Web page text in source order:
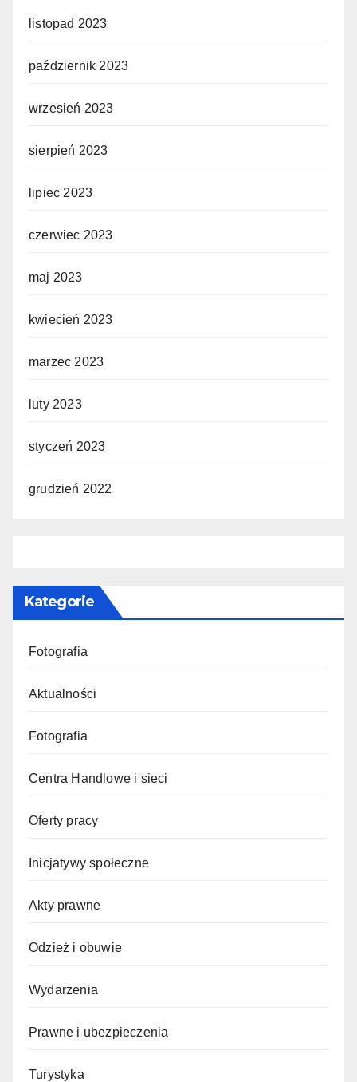
listopad 2023
październik 2023
wrzesień 2023
sierpień 2023
lipiec 2023
czerwiec 2023
maj 2023
kwiecień 2023
marzec 2023
luty 2023
styczeń 2023
grudzień 2022
Kategorie
Fotografia
Aktualności
Fotografia
Centra Handlowe i sieci
Oferty pracy
Inicjatywy społeczne
Akty prawne
Odzież i obuwie
Wydarzenia
Prawne i ubezpieczenia
Turystyka